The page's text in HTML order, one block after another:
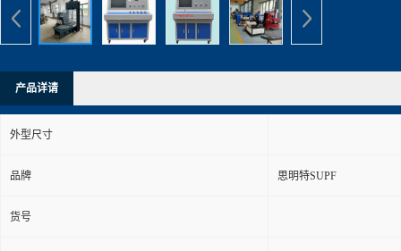
产品详请
外型尺寸
品牌 思明特SUPF
货号